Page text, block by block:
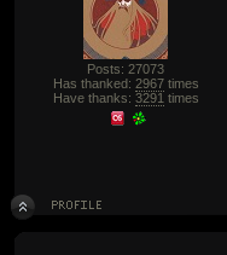
Posts: 27073
Has thanked: 2967times
Have thanks: 3291 times